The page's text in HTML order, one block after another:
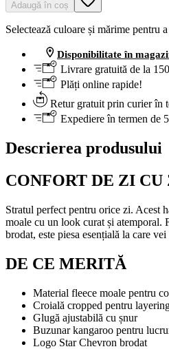
Adaugă în coș
Selectează culoare și mărime pentru
Disponibilitate în
Livrare gratuită de la
Plăți online rapide!
Retur gratuit prin curier în
Expediere în termen de
Descrierea produsului
CONFORT DE ZI CU
Stratul perfect pentru orice zi. Acest
moale cu un look curat și atemporal.
brodat, este piesa esențială la care
DE CE MERITĂ
Material fleece moale pentru
Croială cropped pentru
Glugă ajustabilă cu șnur
Buzunar kangaroo pentru
Logo Star Chevron brodat